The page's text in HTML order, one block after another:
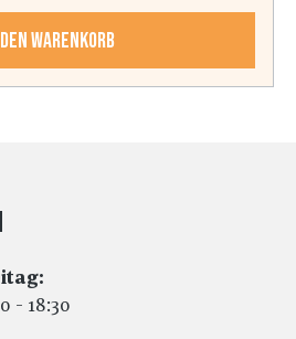
Membran 5000 mm/m2/24
BrownYKK-
95 % Polyester, 5 % Elasthan –
Warenkorb
- 18:30